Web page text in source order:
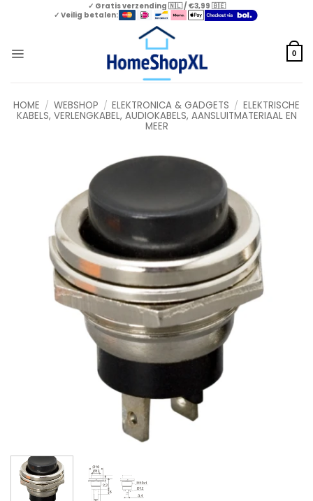
✓ Gratis verzending 🇳🇱 / €3,99 🇧🇪
✓ Veilig betalen:
0
HOME / WEBSHOP / ELEKTRONICA & GADGETS / ELEKTRISCHE
KABELS, VERLENGKABEL, AUDIOKABELS, AANSLUITMATERIAAL EN
MEER